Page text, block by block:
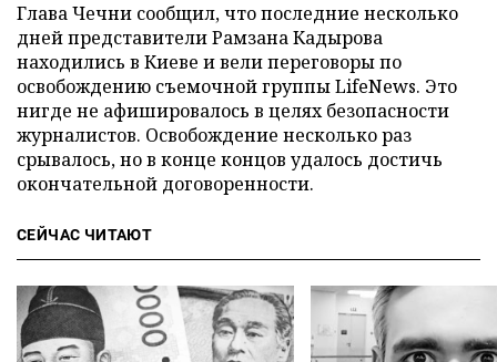
Глава Чечни сообщил, что последние несколько
дней представители Рамзана Кадырова
находились в Киеве и вели переговоры по
освобождению съемочной группы LifeNеws. Это
нигде не афишировалось в целях безопасности
журналистов. Освобождение несколько раз
срывалось, но в конце концов удалось достичь
окончательной договоренности.
СЕЙЧАС ЧИТАЮТ